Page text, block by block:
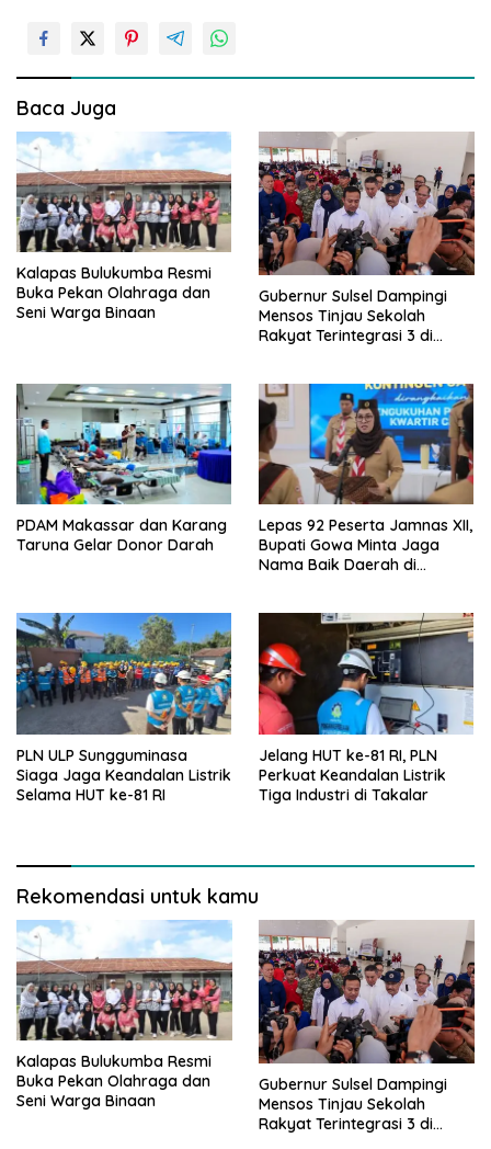
a
s
i
p
o
s
Baca Juga
Kalapas Bulukumba Resmi
Buka Pekan Olahraga dan
Seni Warga Binaan
Gubernur Sulsel Dampingi
Mensos Tinjau Sekolah
Rakyat Terintegrasi 3 di
PDAM Makassar dan Karang
Taruna Gelar Donor Darah
Lepas 92 Peserta Jamnas XII,
Bupati Gowa Minta Jaga
Nama Baik Daerah di
PLN ULP Sungguminasa
Siaga Jaga Keandalan Listrik
Selama HUT ke-81 RI
Jelang HUT ke-81 RI, PLN
Perkuat Keandalan Listrik
Tiga Industri di Takalar
Rekomendasi untuk kamu
Kalapas Bulukumba Resmi
Buka Pekan Olahraga dan
Seni Warga Binaan
Gubernur Sulsel Dampingi
Mensos Tinjau Sekolah
Rakyat Terintegrasi 3 di